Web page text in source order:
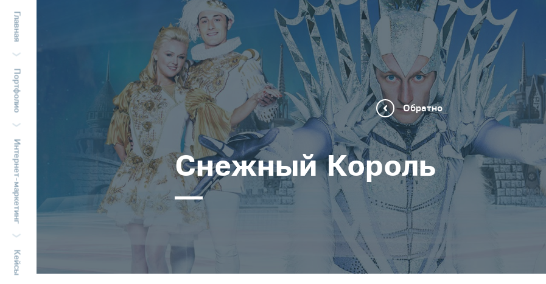
Главная
Портфолио
Интернет-маркетинг
Кейсы
Обратно
Снежный Король